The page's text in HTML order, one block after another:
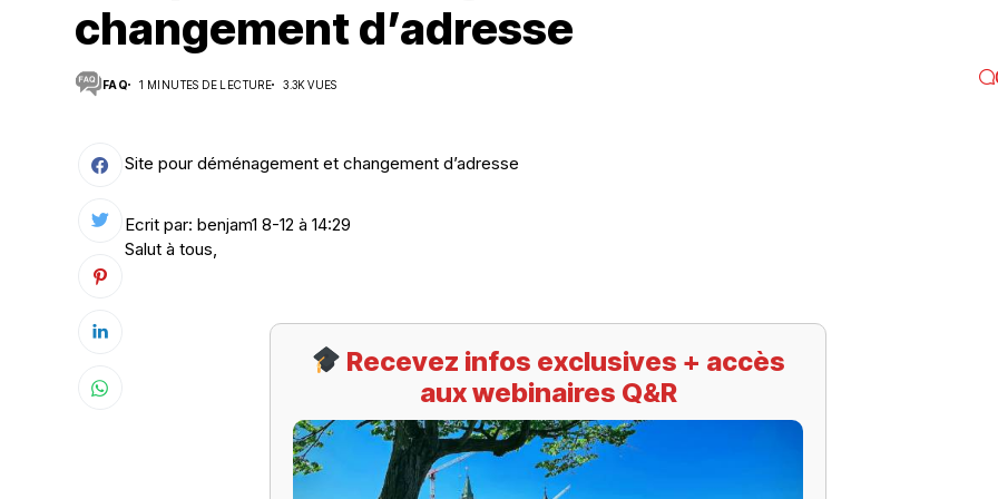
Suivi des démarches
Votre Profession/formation
changement d’adresse
FAQ 1 MINUTES DE LECTURE 3.3K VUES
Site pour déménagement et changement d’adresse
Ecrit par: benjam1 8-12 à 14:29
Salut à tous,
Recevez infos exclusives + accès
aux webinaires Q&R